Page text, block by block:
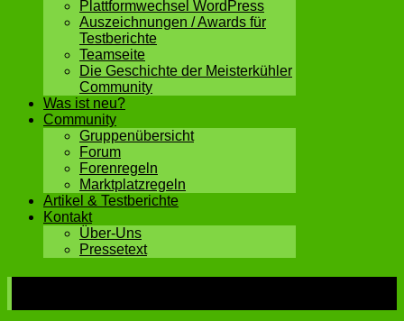
Plattformwechsel WordPress
Auszeichnungen / Awards für
Testberichte
Teamseite
Die Geschichte der Meisterkühler
Community
Was ist neu?
Community
Gruppenübersicht
Forum
Forenregeln
Marktplatzregeln
Artikel & Testberichte
Kontakt
Über-Uns
Pressetext